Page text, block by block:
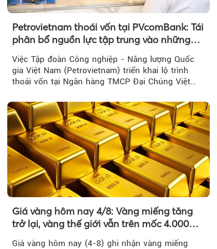
Petrovietnam thoái vốn tại PVcomBank: Tái
phân bổ nguồn lực tập trung vào những
Việc Tập đoàn Công nghiệp - Năng lượng Quốc
gia Việt Nam (Petrovietnam) triển khai lộ trình
thoái vốn tại Ngân hàng TMCP Đại Chúng Việt
Giá vàng hôm nay 4/8: Vàng miếng tăng
trở lại, vàng thế giới vẫn trên mốc 4.000
Giá vàng hôm nay (4-8) ghi nhận vàng miếng